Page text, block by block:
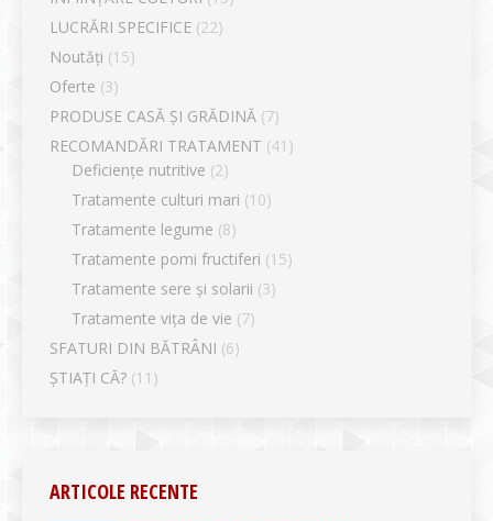
LUCRĂRI SPECIFICE (22)
Noutăți (15)
Oferte (3)
PRODUSE CASĂ ȘI GRĂDINĂ (7)
RECOMANDĂRI TRATAMENT (41)
Deficiențe nutritive (2)
Tratamente culturi mari (10)
Tratamente legume (8)
Tratamente pomi fructiferi (15)
Tratamente sere și solarii (3)
Tratamente vița de vie (7)
SFATURI DIN BĂTRÂNI (6)
ȘTIAȚI CĂ? (11)
ARTICOLE RECENTE